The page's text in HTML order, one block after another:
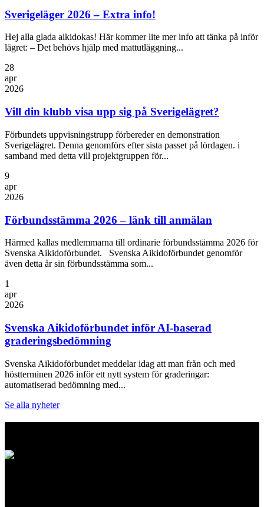
Sverigeläger 2026 – Extra info!
Hej alla glada aikidokas! Här kommer lite mer info att tänka på inför
lägret: – Det behövs hjälp med mattutläggning...
28
apr
2026
Vill din klubb visa upp sig på Sverigelägret?
Förbundets uppvisningstrupp förbereder en demonstration
Sverigelägret. Denna genomförs efter sista passet på lördagen. i
samband med detta vill projektgruppen för...
9
apr
2026
Förbundsstämma 2026 – länk till anmälan
Härmed kallas medlemmarna till ordinarie förbundsstämma 2026 för
Svenska Aikidoförbundet. Svenska Aikidoförbundet genomför
även detta år sin förbundsstämma som...
1
apr
2026
Svenska Aikidoförbundet inför AI-baserad
graderingsbedömning
Svenska Aikidoförbundet meddelar idag att man från och med
höstterminen 2026 inför ett nytt system för graderingar:
automatiserad bedömning med...
Se alla nyheter